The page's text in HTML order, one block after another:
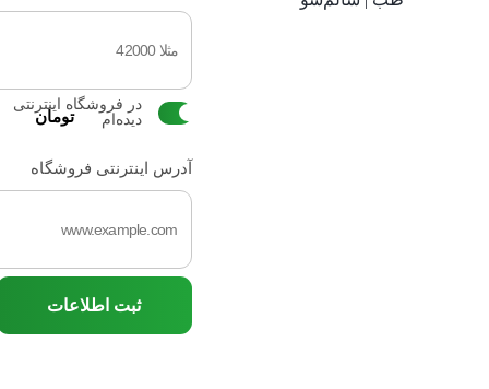
تومان
در فروشگاه اینترنتی
دیده‌ام
آدرس اینترنتی فروشگاه
ثبت اطلاعات